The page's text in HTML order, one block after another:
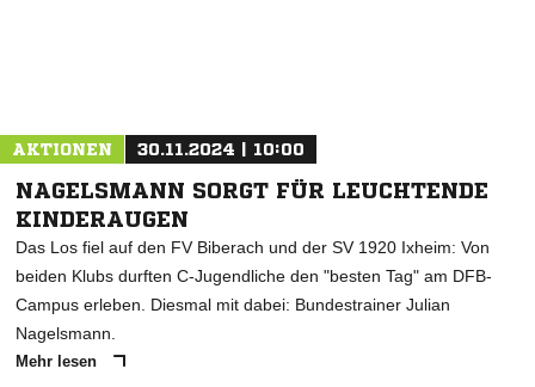
AKTIONEN 30.11.2024 | 10:00
NAGELSMANN SORGT FÜR LEUCHTENDE
KINDERAUGEN
Das Los fiel auf den FV Biberach und der SV 1920 Ixheim: Von
beiden Klubs durften C-Jugendliche den "besten Tag" am DFB-
Campus erleben. Diesmal mit dabei: Bundestrainer Julian
Nagelsmann.
Mehr lesen